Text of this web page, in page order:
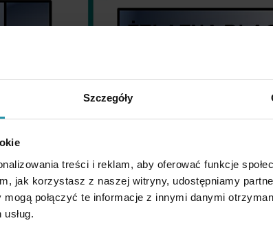
Szczegóły
treści i reklam, aby oferować funkcje
jak korzystasz z naszej witryny, udostępniamy
połączyć te informacje z innymi danymi